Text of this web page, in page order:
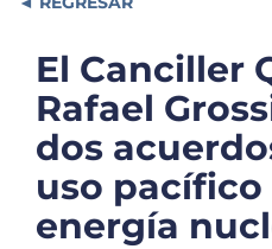
El Canciller
Rafael
dos
uso pacífico
energía